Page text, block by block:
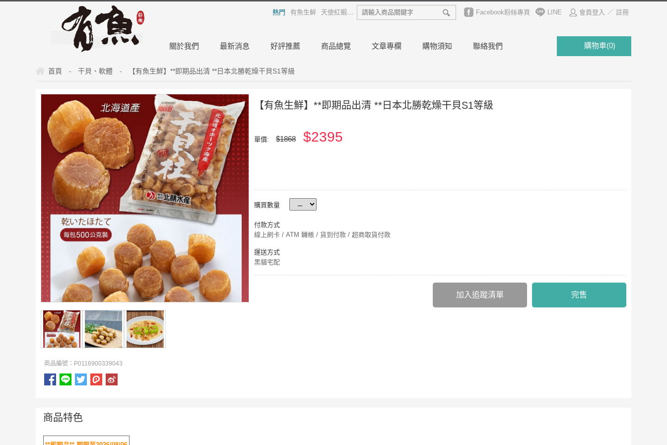
Facebook粉絲專頁 LINE 會員登入 ／ 註冊
熱門 有魚生鮮 天使紅蝦 熟白蝦 龍膽石斑 日本干貝 烏魚子 草蝦 明蝦
關於我們 最新消息 好評推薦 商品總覽 文章專欄 購物須知 聯絡我們 購物車(0)
首頁 - 干貝、軟體 - 【有魚生鮮】**即期品出清 **日本北勝乾燥干貝S1等級
商品編號：P0116900339043
【有魚生鮮】**即期品出清 **日本北勝乾燥干貝S1等級
單價: $1868 $2395
購買數量
付款方式
線上刷卡 / ATM 轉帳 / 貨到付款 / 超商取貨付款
運送方式
黑貓宅配
完售
加入追蹤清單
商品特色